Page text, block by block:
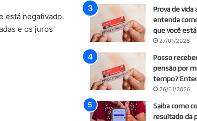
está negativado.
e os juros
Prova de vida
entenda
que você
27/01/2026
Posso
pensão por
tempo?
26/01/2026
Saiba como
resultado da